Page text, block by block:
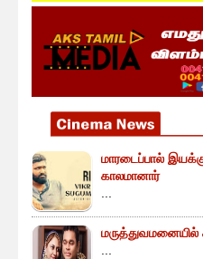
மாரடைப்பால்
காலமானார்
...
மருத்துவமனையில்
...